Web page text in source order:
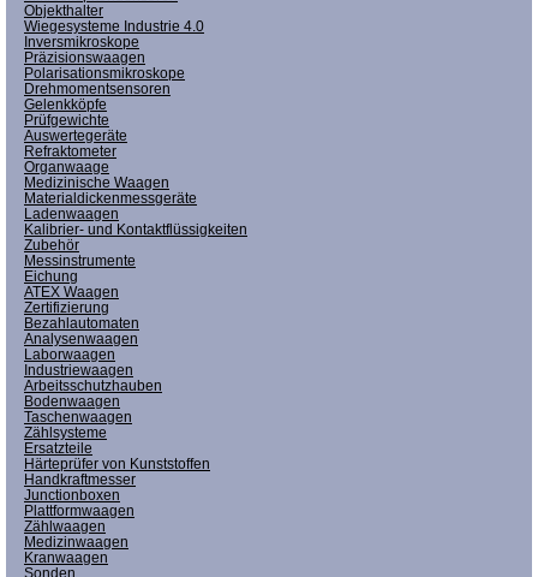
Objekthalter
Wiegesysteme Industrie 4.0
Inversmikroskope
Präzisionswaagen
Polarisationsmikroskope
Drehmomentsensoren
Gelenkköpfe
Prüfgewichte
Auswertegeräte
Refraktometer
Organwaage
Medizinische Waagen
Materialdickenmessgeräte
Ladenwaagen
Kalibrier- und Kontaktflüssigkeiten
Zubehör
Messinstrumente
Eichung
ATEX Waagen
Zertifizierung
Bezahlautomaten
Analysenwaagen
Laborwaagen
Industriewaagen
Arbeitsschutzhauben
Bodenwaagen
Taschenwaagen
Zählsysteme
Ersatzteile
Härteprüfer von Kunststoffen
Handkraftmesser
Junctionboxen
Plattformwaagen
Zählwaagen
Medizinwaagen
Kranwaagen
Sonden